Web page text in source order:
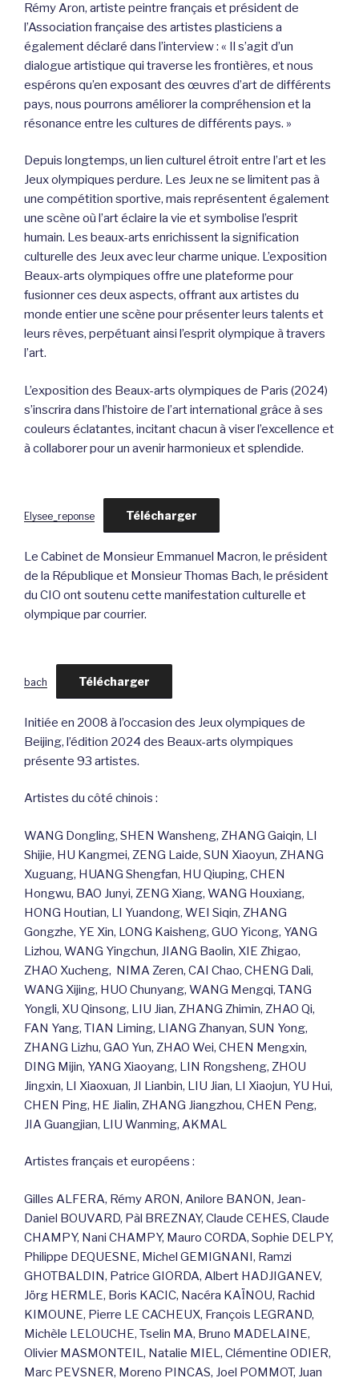
Rémy Aron, artiste peintre français et président de
l’Association française des artistes plasticiens a
également déclaré dans l’interview : « Il s’agit d’un
dialogue artistique qui traverse les frontières, et nous
espérons qu’en exposant des œuvres d’art de différents
pays, nous pourrons améliorer la compréhension et la
résonance entre les cultures de différents pays. »
Depuis longtemps, un lien culturel étroit entre l’art et les
Jeux olympiques perdure. Les Jeux ne se limitent pas à
une compétition sportive, mais représentent également
une scène où l’art éclaire la vie et symbolise l’esprit
humain. Les beaux-arts enrichissent la signification
culturelle des Jeux avec leur charme unique. L’exposition
Beaux-arts olympiques offre une plateforme pour
fusionner ces deux aspects, offrant aux artistes du
monde entier une scène pour présenter leurs talents et
leurs rêves, perpétuant ainsi l’esprit olympique à travers
l’art.
L’exposition des Beaux-arts olympiques de Paris (2024)
s’inscrira dans l’histoire de l’art international grâce à ses
couleurs éclatantes, incitant chacun à viser l’excellence et
à collaborer pour un avenir harmonieux et splendide.
Elysee_reponse Télécharger
Le Cabinet de Monsieur Emmanuel Macron, le président
de la République et Monsieur Thomas Bach, le président
du CIO ont soutenu cette manifestation culturelle et
olympique par courrier.
bach Télécharger
Initiée en 2008 à l’occasion des Jeux olympiques de
Beijing, l’édition 2024 des Beaux-arts olympiques
présente 93 artistes.
Artistes du côté chinois :
WANG Dongling, SHEN Wansheng, ZHANG Gaiqin, LI
Shijie, HU Kangmei, ZENG Laide, SUN Xiaoyun, ZHANG
Xuguang, HUANG Shengfan, HU Qiuping, CHEN
Hongwu, BAO Junyi, ZENG Xiang, WANG Houxiang,
HONG Houtian, LI Yuandong, WEI Siqin, ZHANG
Gongzhe, YE Xin, LONG Kaisheng, GUO Yicong, YANG
Lizhou, WANG Yingchun, JIANG Baolin, XIE Zhigao,
ZHAO Xucheng, NIMA Zeren, CAI Chao, CHENG Dali,
WANG Xijing, HUO Chunyang, WANG Mengqi, TANG
Yongli, XU Qinsong, LIU Jian, ZHANG Zhimin, ZHAO Qi,
FAN Yang, TIAN Liming, LIANG Zhanyan, SUN Yong,
ZHANG Lizhu, GAO Yun, ZHAO Wei, CHEN Mengxin,
DING Mijin, YANG Xiaoyang, LIN Rongsheng, ZHOU
Jingxin, LI Xiaoxuan, JI Lianbin, LIU Jian, LI Xiaojun, YU Hui,
CHEN Ping, HE Jialin, ZHANG Jiangzhou, CHEN Peng,
JIA Guangjian, LIU Wanming, AKMAL
Artistes français et européens :
Gilles ALFERA, Rémy ARON, Anilore BANON, Jean-
Daniel BOUVARD, Pàl BREZNAY, Claude CEHES, Claude
CHAMPY, Nani CHAMPY, Mauro CORDA, Sophie DELPY,
Philippe DEQUESNE, Michel GEMIGNANI, Ramzi
GHOTBALDIN, Patrice GIORDA, Albert HADJIGANEV,
Jörg HERMLE, Boris KACIC, Nacéra KAÏNOU, Rachid
KIMOUNE, Pierre LE CACHEUX, François LEGRAND,
Michèle LELOUCHE, Tselin MA, Bruno MADELAINE,
Olivier MASMONTEIL, Natalie MIEL, Clémentine ODIER,
Marc PEVSNER, Moreno PINCAS, Joel POMMOT, Juan